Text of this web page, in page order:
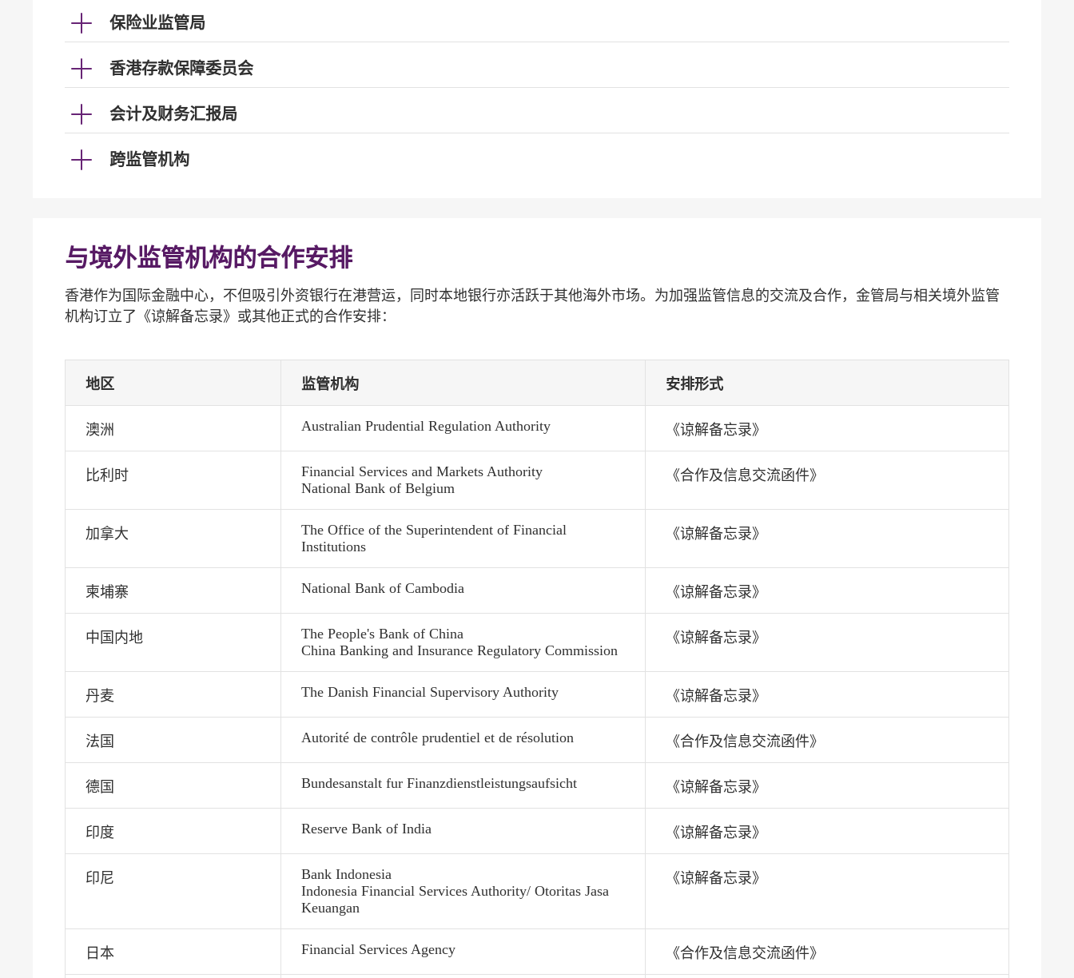
保险业监管局
香港存款保障委员会
会计及财务汇报局
跨监管机构
与境外监管机构的合作安排
香港作为国际金融中心，不但吸引外资银行在港营运，同时本地银行亦活跃于其他海外市场。为加强监管信息的交流及合作，金管局与相关境外监管
机构订立了《谅解备忘录》或其他正式的合作安排：
地区 监管机构 安排形式
澳洲 Australian Prudential Regulation Authority 《谅解备忘录》
比利时
Financial Services and Markets Authority
National Bank of Belgium
《合作及信息交流函件》
加拿大
The Office of the Superintendent of Financial
Institutions
《谅解备忘录》
柬埔寨 National Bank of Cambodia 《谅解备忘录》
中国内地
The People's Bank of China
China Banking and Insurance Regulatory Commission
《谅解备忘录》
丹麦 The Danish Financial Supervisory Authority 《谅解备忘录》
法国 Autorité de contrôle prudentiel et de résolution 《合作及信息交流函件》
德国 Bundesanstalt fur Finanzdienstleistungsaufsicht 《谅解备忘录》
印度 Reserve Bank of India 《谅解备忘录》
印尼
Bank Indonesia
Indonesia Financial Services Authority/ Otoritas Jasa
Keuangan
《谅解备忘录》
日本 Financial Services Agency 《合作及信息交流函件》